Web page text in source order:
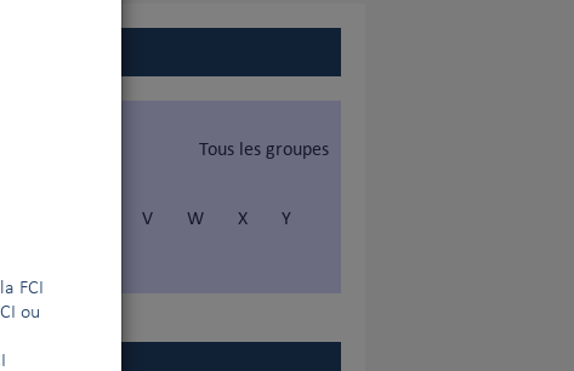
la FCI
ou
Tous les groupes
V W X
Y